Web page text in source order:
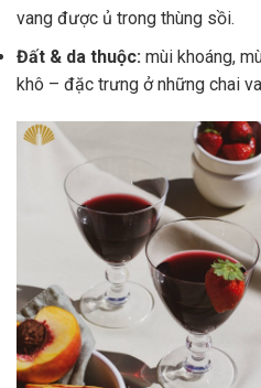
vang được ủ trong thùng sồi.
Đất & da thuộc: mùi khoáng,
khô – đặc trưng ở những chai